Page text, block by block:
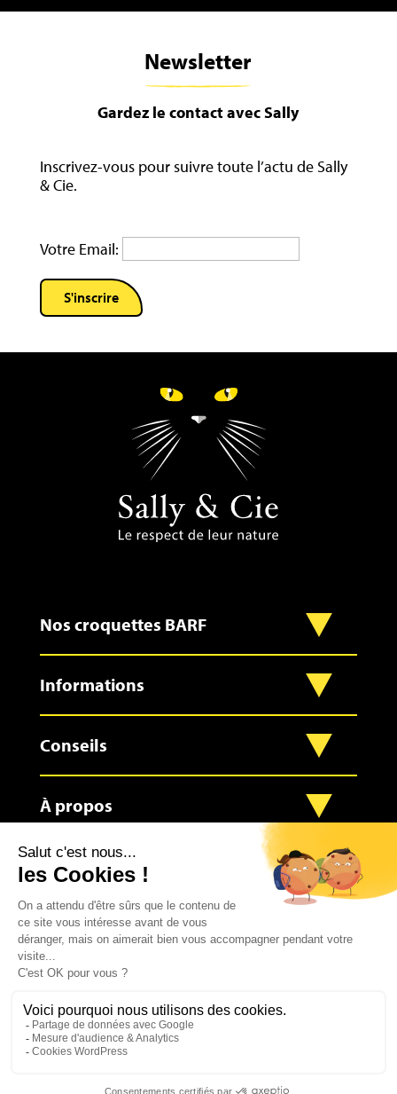
Newsletter
Gardez le contact avec Sally
Inscrivez-vous pour suivre toute l’actu de Sally
& Cie.
Votre Email:
Nos croquettes BARF
Informations
Conseils
À propos
Contact
2023 – Réalisé avec fierté par l’agence
0